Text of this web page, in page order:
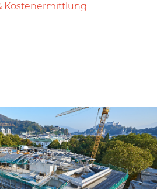
Kostenermittlung